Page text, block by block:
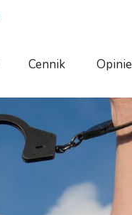
Cennik Opinie